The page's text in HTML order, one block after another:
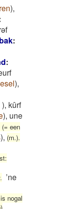
),
:
:
),
), kûrf
), une
(= een
), (m.).
’ne
nogal